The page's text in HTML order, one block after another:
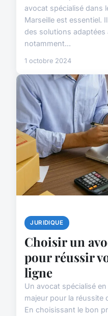
avocat spécialisé dans
Marseille est essentiel.
des solutions adaptées
notamment...
1 octobre 2024
JURIDIQUE
Choisir un
pour réussir
ligne
Un avocat spécialisé
majeur pour la réussite
En choisissant le bon